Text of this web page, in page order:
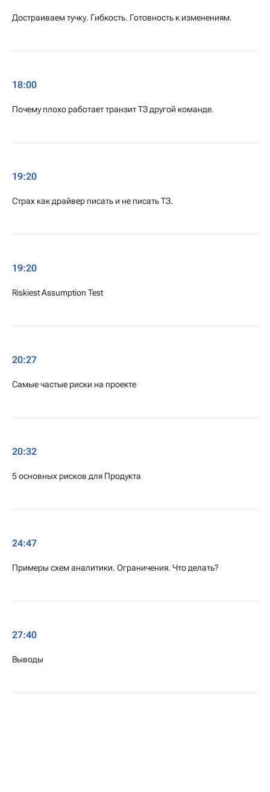
Достраиваем тучку. Гибкость. Готовность к изменениям.
18:00
Почему плохо работает транзит ТЗ другой команде.
19:20
Страх как драйвер писать и не писать ТЗ.
19:20
Riskiest Assumption Test
20:27
Самые частые риски на проекте
20:32
5 основных рисков для Продукта
24:47
Примеры схем аналитики. Ограничения. Что делать?
27:40
Выводы